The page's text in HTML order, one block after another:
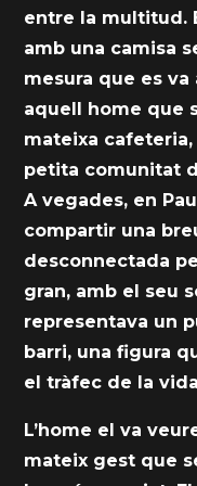
entre la multitud.
amb una camisa
mesura que es
aquell home que
mateixa
petita comunitat
A vegades, en
compartir una
desconnectada
gran, amb el seu
representava un
barri, una figura
el tràfec de la
L’home el va
mateix gest que